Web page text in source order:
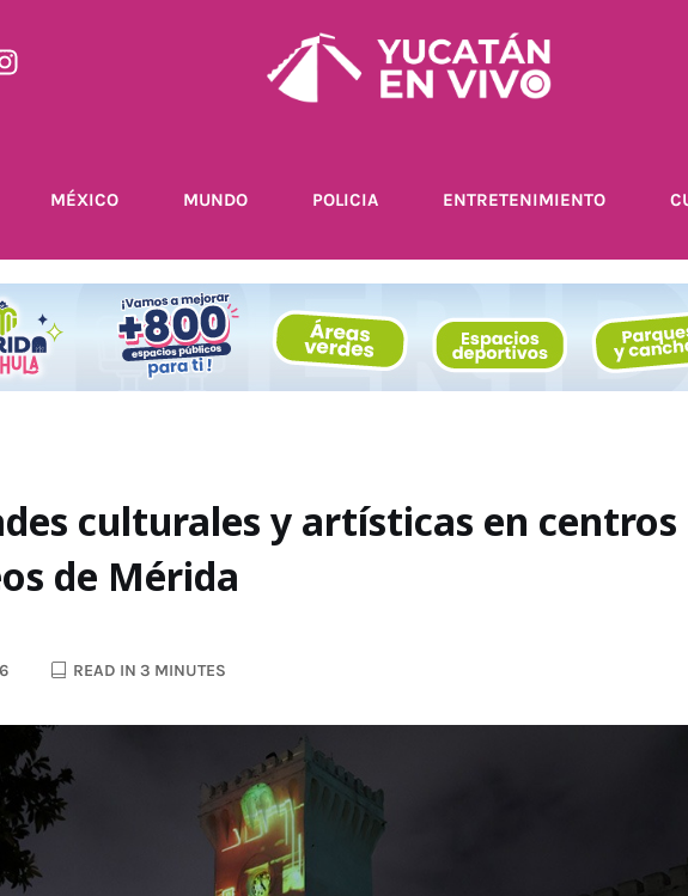
MÉXICO MUNDO POLICIA ENTRETENIMIENTO
culturales y artísticas en centros
de Mérida
READ IN 3 MINUTES